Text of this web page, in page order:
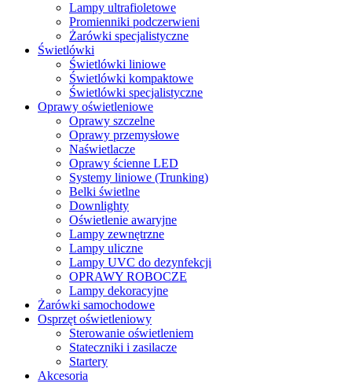
Lampy ultrafioletowe
Promienniki podczerwieni
Żarówki specjalistyczne
Świetlówki
Świetlówki liniowe
Świetlówki kompaktowe
Świetlówki specjalistyczne
Oprawy oświetleniowe
Oprawy szczelne
Oprawy przemysłowe
Naświetlacze
Oprawy ścienne LED
Systemy liniowe (Trunking)
Belki świetlne
Downlighty
Oświetlenie awaryjne
Lampy zewnętrzne
Lampy uliczne
Lampy UVC do dezynfekcji
OPRAWY ROBOCZE
Lampy dekoracyjne
Żarówki samochodowe
Osprzęt oświetleniowy
Sterowanie oświetleniem
Stateczniki i zasilacze
Startery
Akcesoria